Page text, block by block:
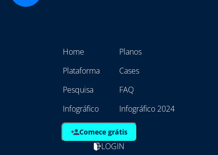
Home
Plataforma
Pesquisa
Infográfico
Planos
Cases
FAQ
Infográfico 2024
Comece grátis
LOGIN